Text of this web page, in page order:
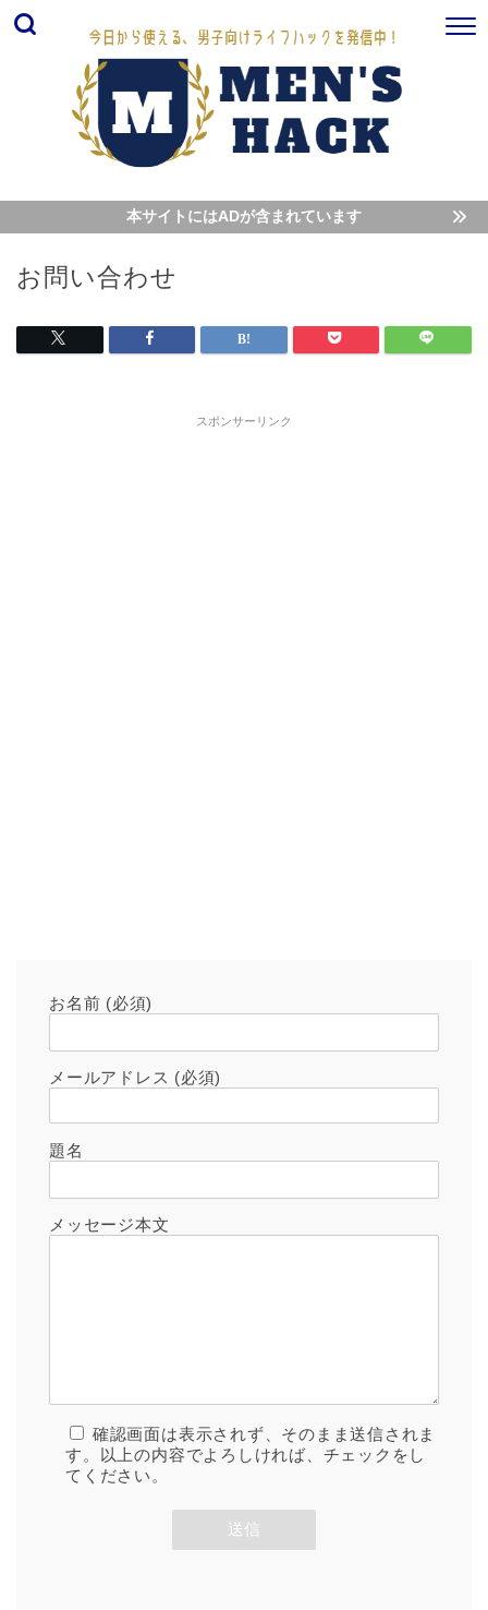
本サイトにはADが含まれています
お問い合わせ
スポンサーリンク
お名前 (必須)
メールアドレス (必須)
題名
メッセージ本文
確認画面は表示されず、そのまま送信されま
す。以上の内容でよろしければ、チェックをし
てください。